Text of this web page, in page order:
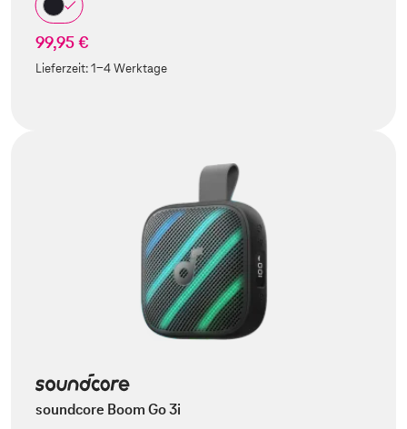
99,95 €
Lieferzeit:1-4 Werktage
soundcore Boom Go 3i